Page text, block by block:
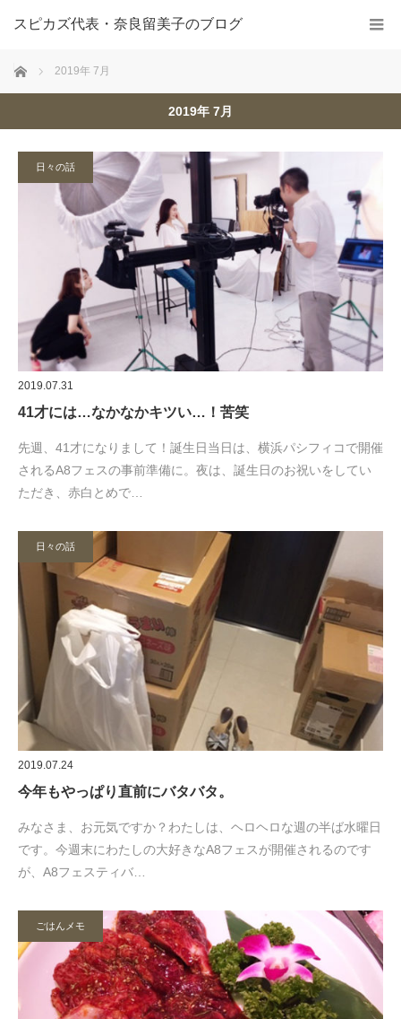
スピカズ代表・奈良留美子のブログ
ホーム 2019年 7月
2019年 7月
日々の話
2019.07.31
41才には…なかなかキツい…！苦笑
先週、41才になりまして！誕生日当日は、横浜パシフィコで開催
されるA8フェスの事前準備に。夜は、誕生日のお祝いをしてい
ただき、赤白とめで…
日々の話
2019.07.24
今年もやっぱり直前にバタバタ。
みなさま、お元気ですか？わたしは、ヘロヘロな週の半ば水曜日
です。今週末にわたしの大好きなA8フェスが開催されるのです
が、A8フェスティバ…
ごはんメモ